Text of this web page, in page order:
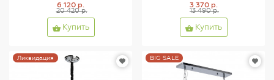
6 120 р.
20 420 р.
Купить
3 370 р.
13 490 р.
Купить
Ликвидация BIG SALE